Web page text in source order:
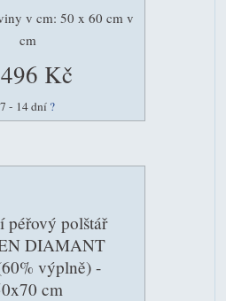
v cm: 50 x 60 cm v
cm
Kč
7 - 14 dní ?
péřový polštář
DIAMANT
výplně) -
cm